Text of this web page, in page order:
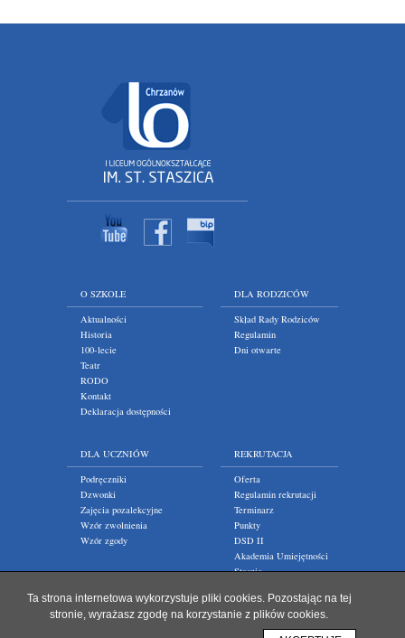
O SZKOLE
Aktualności
Historia
100-lecie
Teatr
RODO
Kontakt
Deklaracja dostępności
DLA RODZICÓW
Skład Rady Rodziców
Regulamin
Dni otwarte
DLA UCZNIÓW
Podręczniki
Dzwonki
Zajęcia pozalekcyjne
Wzór zwolnienia
Wzór zgody
REKRUTACJA
Oferta
Regulamin rekrutacji
Terminarz
Punkty
DSD II
Akademia Umiejętności
Staszic
Ta strona internetowa wykorzystuje pliki cookies. Pozostając na tej
stronie, wyrażasz zgodę na korzystanie z plików cookies.